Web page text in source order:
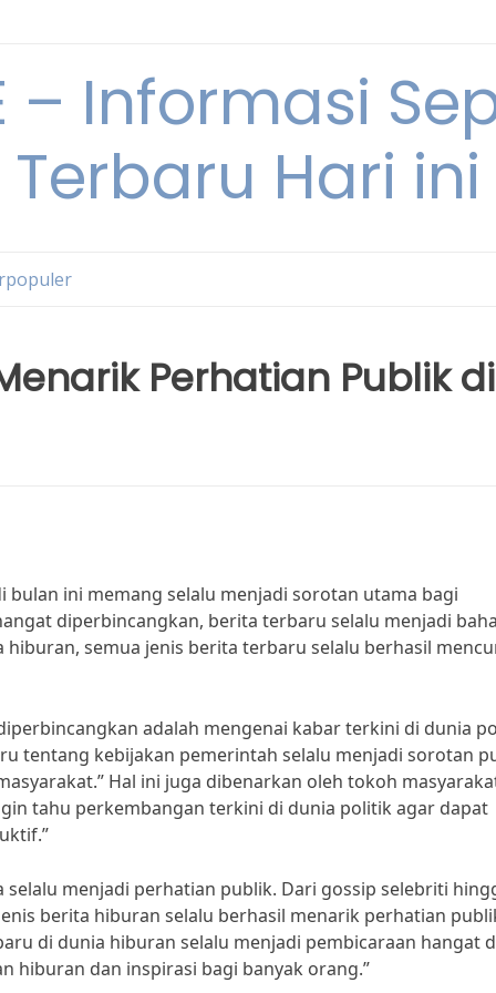
– Informasi
Terbaru Hari ini
Perhatian Publik di
ini memang selalu menjadi sorotan utama bagi
diperbincangkan, berita terbaru selalu menjadi
semua jenis berita terbaru selalu berhasil
adalah mengenai kabar terkini di dunia
tentang kebijakan pemerintah selalu menjadi sorotan
Hal ini juga dibenarkan oleh tokoh
tahu perkembangan terkini di dunia politik agar dapat
menjadi perhatian publik. Dari gossip selebriti
berita hiburan selalu berhasil menarik perhatian
di dunia hiburan selalu menjadi pembicaraan hangat
hiburan dan inspirasi bagi banyak orang.”